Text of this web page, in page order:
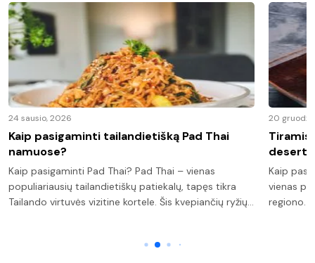
24 sausio, 2026
Kaip pasigaminti tailandietišką Pad Thai
namuose?
Kaip pasigaminti Pad Thai? Pad Thai – vienas
populiariausių tailandietiškų patiekalų, tapęs tikra
Tailando virtuvės vizitine kortele. Šis kvepiančių ryžių…
20
Kaip
vienas
regiono.